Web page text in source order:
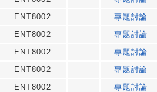
ENT8002
專題討論
ENT8002
專題討論
ENT8002
專題討論
ENT8002
專題討論
ENT8002
專題討論